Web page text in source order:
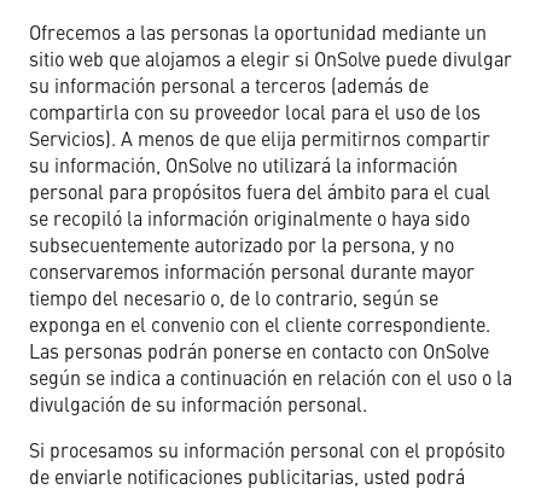
Ofrecemos a las personas la oportunidad mediante un
sitio web que alojamos a elegir si OnSolve puede divulgar
su información personal a terceros (además de
compartirla con su proveedor local para el uso de los
Servicios). A menos de que elija permitirnos compartir
su información, OnSolve no utilizará la información
personal para propósitos fuera del ámbito para el cual
se recopiló la información originalmente o haya sido
subsecuentemente autorizado por la persona, y no
conservaremos información personal durante mayor
tiempo del necesario o, de lo contrario, según se
exponga en el convenio con el cliente correspondiente.
Las personas podrán ponerse en contacto con OnSolve
según se indica a continuación en relación con el uso o la
divulgación de su información personal.
Si procesamos su información personal con el propósito
de enviarle notificaciones publicitarias, usted podrá